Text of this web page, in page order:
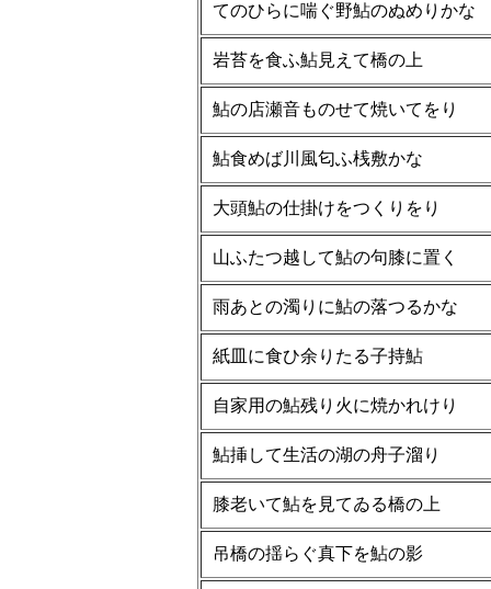
てのひらに喘ぐ野鮎のぬめりかな
岩苔を食ふ鮎見えて橋の上
鮎の店瀬音ものせて焼いてをり
鮎食めば川風匂ふ桟敷かな
大頭鮎の仕掛けをつくりをり
山ふたつ越して鮎の句膝に置く
雨あとの濁りに鮎の落つるかな
紙皿に食ひ余りたる子持鮎
自家用の鮎残り火に焼かれけり
鮎挿して生活の湖の舟子溜り
膝老いて鮎を見てゐる橋の上
吊橋の揺らぐ真下を鮎の影